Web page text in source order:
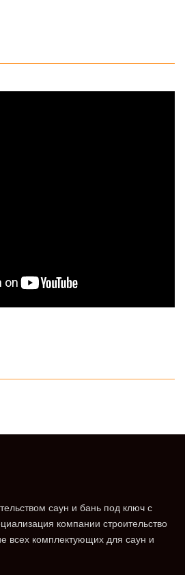
саун и бань под ключ с
компании строительство
всех комплектующих для саун и